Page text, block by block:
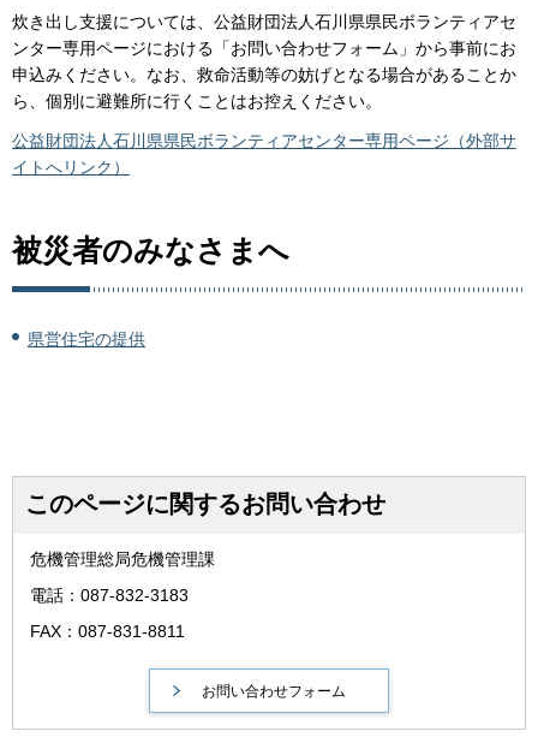
炊き出し支援については、公益財団法人石川県県民ボランティアセ
ンター専用ページにおける「お問い合わせフォーム」から事前にお
申込みください。なお、救命活動等の妨げとなる場合があることか
ら、個別に避難所に行くことはお控えください。
公益財団法人石川県県民ボランティアセンター専用ページ（外部サ
イトへリンク）
被災者のみなさまへ
県営住宅の提供
このページに関するお問い合わせ
危機管理総局危機管理課
電話：087-832-3183
FAX：087-831-8811